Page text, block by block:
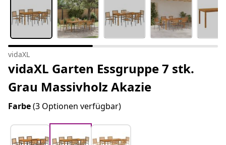
vidaXL
vidaXL Garten Essgruppe 7 stk.
Grau Massivholz Akazie
Farbe(3 Optionen verfügbar)